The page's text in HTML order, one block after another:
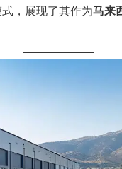
，展现了其作为马来